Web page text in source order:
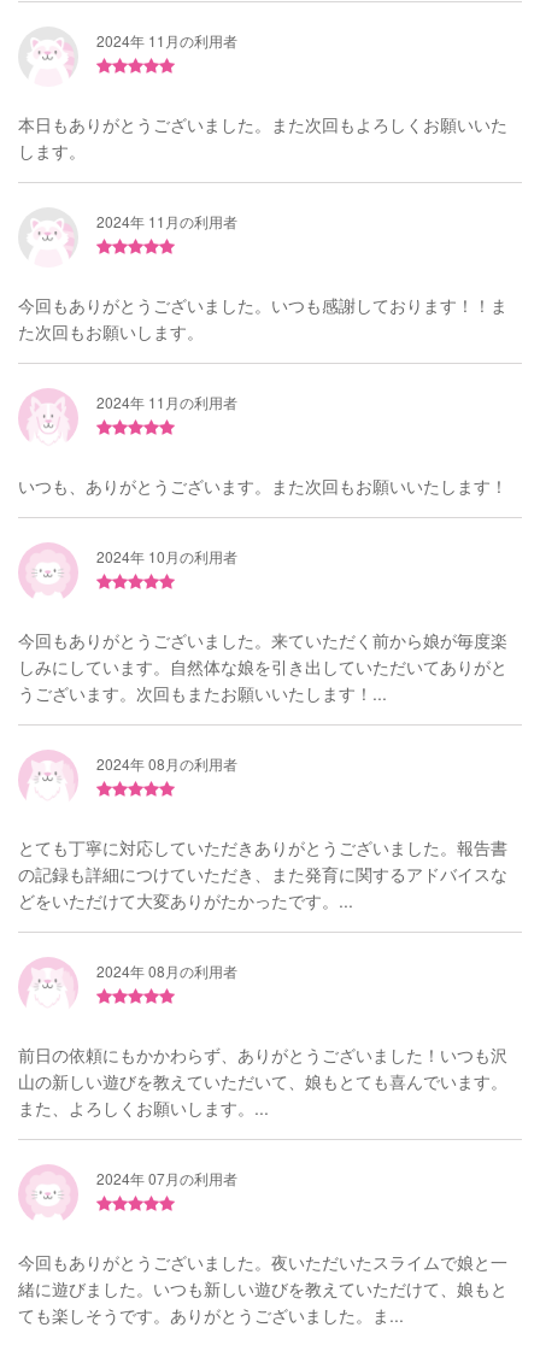
2024年 11月の利用者
本日もありがとうございました。また次回もよろしくお願いいた
します。
2024年 11月の利用者
今回もありがとうございました。いつも感謝しております！！ま
た次回もお願いします。
2024年 11月の利用者
いつも、ありがとうございます。また次回もお願いいたします！
2024年 10月の利用者
今回もありがとうございました。来ていただく前から娘が毎度楽
しみにしています。自然体な娘を引き出していただいてありがと
うございます。次回もまたお願いいたします！...
2024年 08月の利用者
とても丁寧に対応していただきありがとうございました。報告書
の記録も詳細につけていただき、また発育に関するアドバイスな
どをいただけて大変ありがたかったです。...
2024年 08月の利用者
前日の依頼にもかかわらず、ありがとうございました！いつも沢
山の新しい遊びを教えていただいて、娘もとても喜んでいます。
また、よろしくお願いします。...
2024年 07月の利用者
今回もありがとうございました。夜いただいたスライムで娘と一
緒に遊びました。いつも新しい遊びを教えていただけて、娘もと
ても楽しそうです。ありがとうございました。ま...